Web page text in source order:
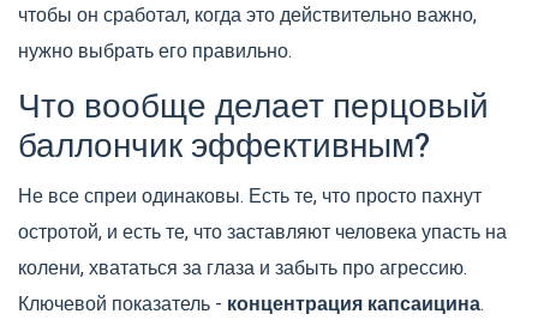
чтобы он сработал, когда это действительно важно,
нужно выбрать его правильно.
Что вообще делает перцовый
баллончик эффективным?
Не все спреи одинаковы. Есть те, что просто пахнут
остротой, и есть те, что заставляют человека упасть на
колени, хвататься за глаза и забыть про агрессию.
Ключевой показатель - концентрация капсаицина.